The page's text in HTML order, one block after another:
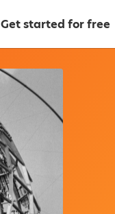
Get started for free